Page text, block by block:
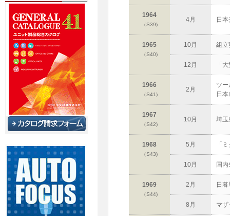
1964
（S39)
4月 日
1965
（S40)
10月 組立
12月 「
1966
（S41)
2月
ツ
日
1967
（S42)
10月 埼玉
1968
（S43)
5月 「
10月 国
1969
（S44)
2月 日
8月 マ